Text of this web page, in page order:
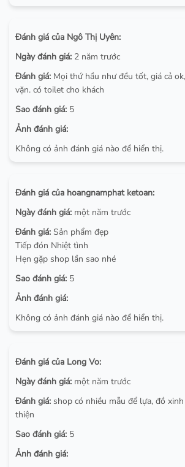
Đánh giá của Ngô Thị Uyên:
Ngày đánh giá: 2 năm trước
Đánh giá: Mọi thứ hầu như đều tốt, giá cả
vặn. có toilet cho khách
Sao đánh giá: 5
Ảnh đánh giá:
Không có ảnh đánh giá nào để hiển thị.
Đánh giá của hoangnamphat ketoan:
Ngày đánh giá: một năm trước
Đánh giá: Sản phẩm đẹp
Tiếp đón Nhiệt tình
Hẹn gặp shop lần sao nhé
Sao đánh giá: 5
Ảnh đánh giá:
Không có ảnh đánh giá nào để hiển thị.
Đánh giá của Long Vo:
Ngày đánh giá: một năm trước
Đánh giá: shop có nhiều mẫu để lựa, đồ
thiện
Sao đánh giá: 5
Ảnh đánh giá: